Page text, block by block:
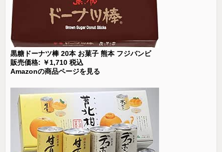
黒糖ドーナツ棒 20本 お菓子 熊本 フジバンビ
販売価格: ￥1,710 税込
Amazonの商品ページを見る